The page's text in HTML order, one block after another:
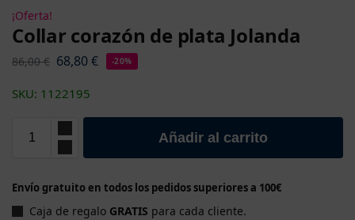
¡Oferta!
Collar corazón de plata Jolanda
86,00€ 68,80€ -20%
SKU: 1122195
Añadir al carrito
Envío gratuito en todos los pedidos superiores a 100€
Caja de regalo GRATIS para cada cliente.